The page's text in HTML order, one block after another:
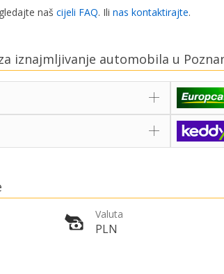
naš cijeli FAQ. Ili nas kontaktirajte.
iznajmljivanje automobila u
Valuta
PLN